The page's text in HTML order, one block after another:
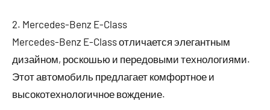
2. Mercedes-Benz E-Class
Mercedes-Benz E-Class отличается элегантным
дизайном, роскошью и передовыми технологиями.
Этот автомобиль предлагает комфортное и
высокотехнологичное вождение.